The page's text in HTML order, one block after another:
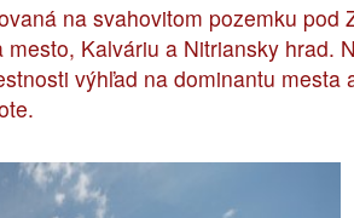
na svahovitom pozemku pod
Kalváriu a Nitriansky hrad.
výhľad na dominantu mesta